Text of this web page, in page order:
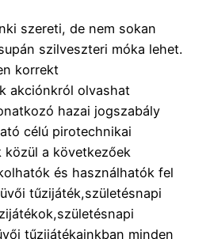
szereti, de nem sokan
szilveszteri móka lehet.
korrekt
akciónkról olvashat
hazai jogszabály
célú pirotechnikai
közül a következőek
és használhatók fel
tűzijáték,születésnapi
tűzijátékainkban minden